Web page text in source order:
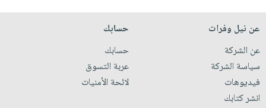
عن نيل وفرات
عن الشركة
سياسة الشركة
فيديوهات
انشر كتابك
حسابك
حسابك
عربة التسوق
لائحة الأمنيات